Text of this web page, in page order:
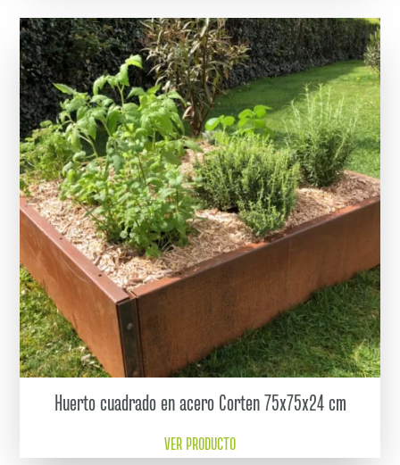
Huerto cuadrado en acero Corten 75x75x24 cm
VER PRODUCTO